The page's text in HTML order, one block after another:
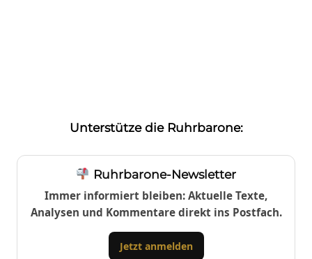
Unterstütze die Ruhrbarone:
Ruhrbarone-Newsletter
Immer informiert bleiben: Aktuelle Texte,
Analysen und Kommentare direkt ins Postfach.
Jetzt anmelden